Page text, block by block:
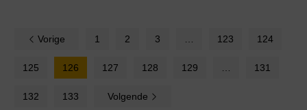
Vorige 1 2 3 123 124
125 126 127 128 129 131
132 133 Volgende